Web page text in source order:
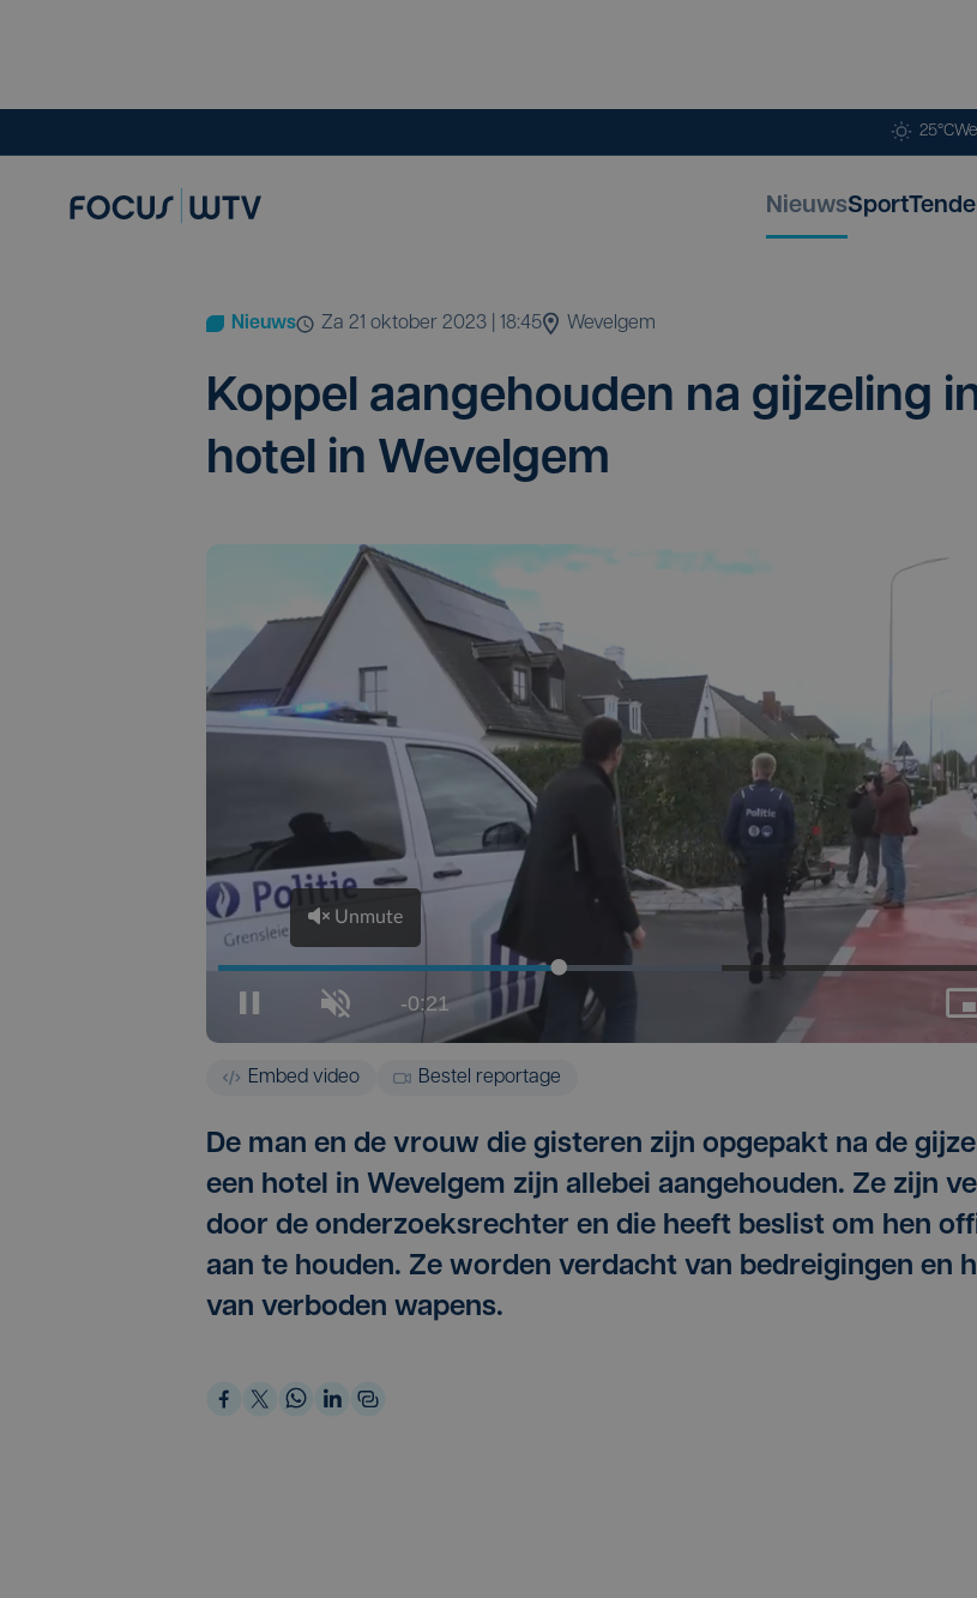
25°C
NieuwsSport
Nieuws za 21 oktober 2023 | 18:45 Wevelgem
Kop­pel aan­ge­hou­den na gij­ze­ling
hotel in Wevelgem
Embed video Bestel reportage
De man en de vrouw die gisteren zijn opgepakt na de
een hotel in Wevelgem zijn allebei aangehouden. Ze zijn
door de onderzoeksrechter en die heeft beslist om hen
aan te houden. Ze worden verdacht van bedreigingen en
van verboden wapens.